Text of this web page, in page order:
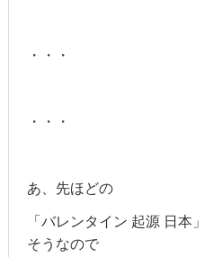
・・・
・・・
あ、先ほどの
「バレンタイン 起源 日本
そうなので